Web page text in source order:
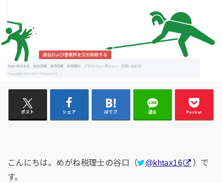
ポスト シェア はてブ 送る Pocket
こんにちは。めがね税理士の谷口（ @khtax16
）で
す。